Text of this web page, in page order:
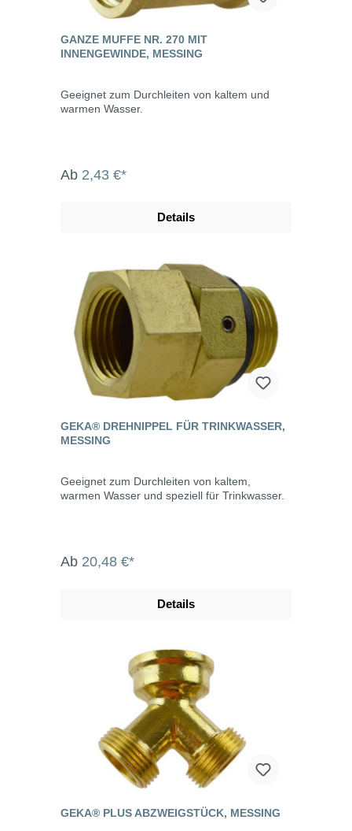
GANZE MUFFE NR. 270 MIT
INNENGEWINDE, MESSING
Geeignet zum Durchleiten von kaltem und
warmen Wasser.
Ab 2,43 €*
Details
GEKA® DREHNIPPEL FÜR TRINKWASSER,
MESSING
Geeignet zum Durchleiten von kaltem,
warmen Wasser und speziell für Trinkwasser.
Ab 20,48 €*
Details
GEKA® PLUS ABZWEIGSTÜCK, MESSING